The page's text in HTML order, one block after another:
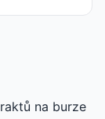
na burze